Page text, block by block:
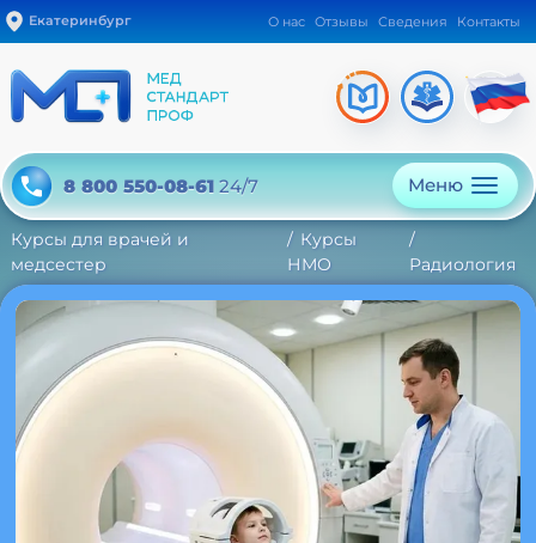
Екатеринбург О нас Отзывы Сведения Контакты
8 800 550-08-61 24/7 Меню
Курсы для врачей и
медсестер
Курсы
НМО
Радиология